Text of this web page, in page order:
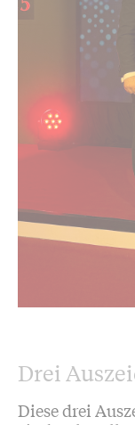
Drei
Diese drei